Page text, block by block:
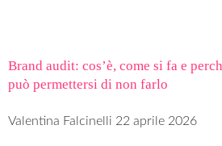
Brand audit: cos’è, come si fa e
può permettersi di non farlo
Valentina Falcinelli 22 aprile 2026